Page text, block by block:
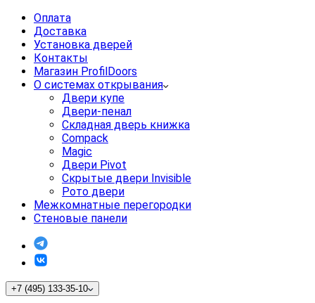
Оплата
Доставка
Установка дверей
Контакты
Магазин ProfilDoors
О системах открывания
Двери купе
Двери-пенал
Складная дверь книжка
Compack
Magic
Двери Pivot
Скрытые двери Invisible
Рото двери
Межкомнатные перегородки
Стеновые панели
+7 (495) 133-35-10